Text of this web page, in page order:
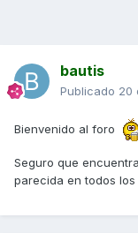
bautis
Publicado 20
Bienvenido al foro
Seguro que
parecida en todos